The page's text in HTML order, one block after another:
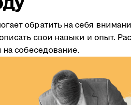
обратить на себя
свои навыки и опыт.
собеседование.